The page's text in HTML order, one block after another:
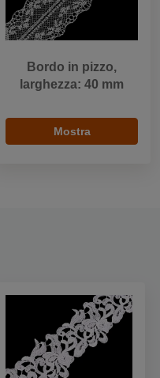
Bordo in pizzo,
larghezza: 40 mm
Mostra